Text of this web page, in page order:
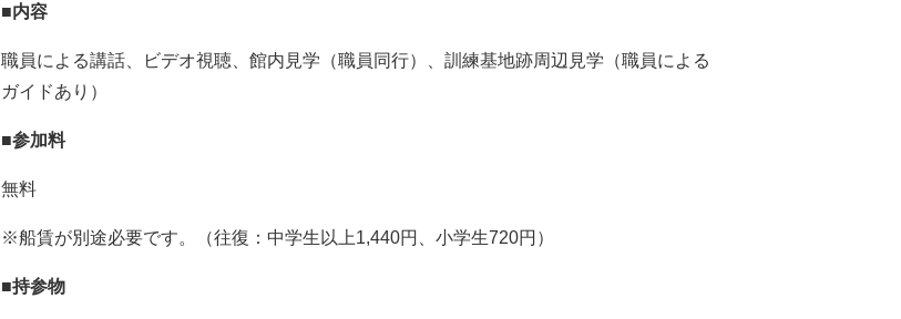
■内容
職員による講話、ビデオ視聴、館内見学（職員同行）、訓練基地跡周辺見学（職員による
ガイドあり）
■参加料
無料
※船賃が別途必要です。（往復：中学生以上1,440円、小学生720円）
■持参物